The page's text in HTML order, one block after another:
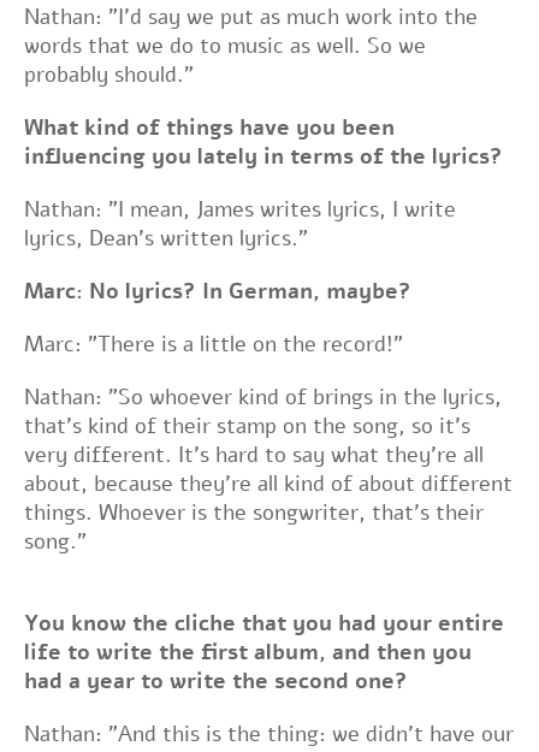
Nathan: "I'd say we put as much work into the
words that we do to music as well. So we
probably should."
What kind of things have you been
influencing you lately in terms of the lyrics?
Nathan: "I mean, James writes lyrics, I write
lyrics, Dean's written lyrics."
Marc: No lyrics? In German, maybe?
Marc: "There is a little on the record!"
Nathan: "So whoever kind of brings in the lyrics,
that's kind of their stamp on the song, so it's
very different. It's hard to say what they're all
about, because they're all kind of about different
things. Whoever is the songwriter, that's their
song."
You know the cliche that you had your entire
life to write the first album, and then you
had a year to write the second one?
Nathan: "And this is the thing: we didn't have our